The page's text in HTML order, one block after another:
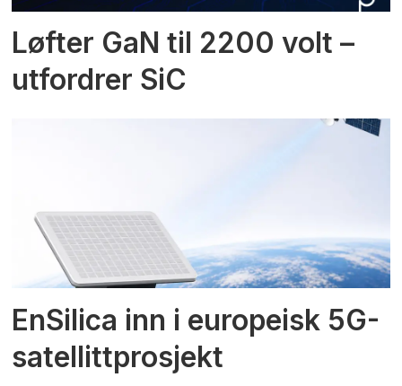
Løfter GaN til 2200 volt –
utfordrer SiC
EnSilica inn i europeisk 5G-
satellittprosjekt